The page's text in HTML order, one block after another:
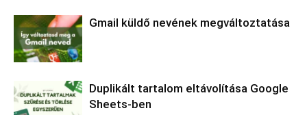
Gmail küldő nevének megváltoztatása
Duplikált tartalom eltávolítása Google
Sheets-ben